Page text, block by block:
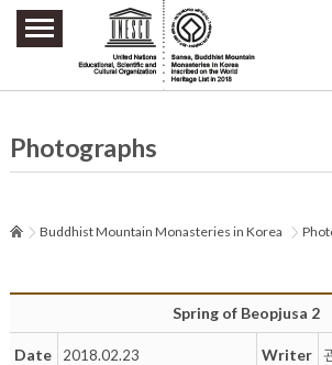
주요메뉴 바로가기
본문 바로가기
하단메뉴 바로가기
Photographs
Buddhist Mountain Monasteries in Korea
Spring of Beopjusa 2
Date 2018.02.23 Writer